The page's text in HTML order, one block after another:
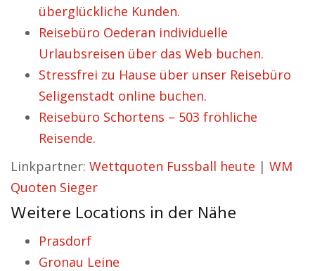
überglückliche Kunden.
Reisebüro Oederan individuelle
Urlaubsreisen über das Web buchen.
Stressfrei zu Hause über unser Reisebüro
Seligenstadt online buchen.
Reisebüro Schortens – 503 fröhliche
Reisende.
Linkpartner: Wettquoten Fussball heute | WM
Quoten Sieger
Weitere Locations in der Nähe
Prasdorf
Gronau Leine